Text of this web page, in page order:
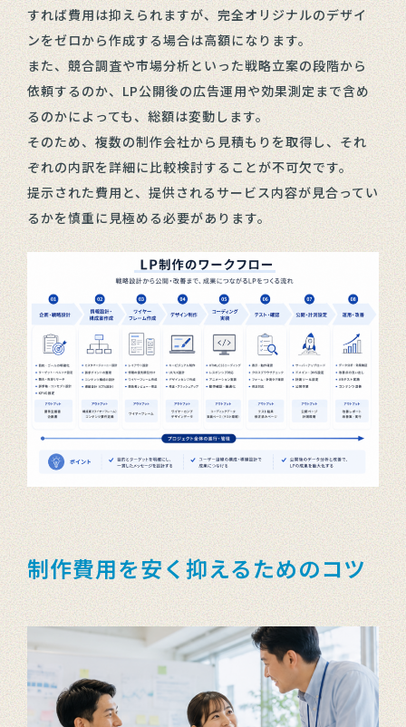
すれば費用は抑えられますが、完全オリジナルのデザイ
ンをゼロから作成する場合は高額になります。
また、競合調査や市場分析といった戦略立案の段階から
依頼するのか、LP公開後の広告運用や効果測定まで含め
るのかによっても、総額は変動します。
そのため、複数の制作会社から見積もりを取得し、それ
ぞれの内訳を詳細に比較検討することが不可欠です。
提示された費用と、提供されるサービス内容が見合ってい
るかを慎重に見極める必要があります。
制作費用を安く抑えるためのコツ